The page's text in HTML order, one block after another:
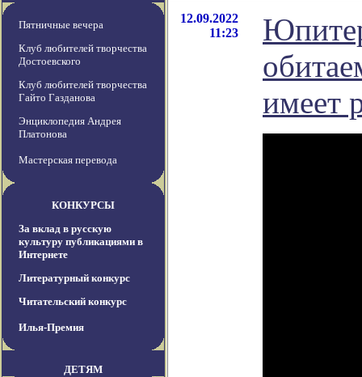
Пятничные вечера
Клуб любителей творчества
Достоевского
Клуб любителей творчества
Гайто Газданова
Энциклопедия Андрея
Платонова
Мастерская перевода
КОНКУРСЫ
За вклад в русскую
культуру публикациями в
Интернете
Литературный конкурс
Читательский конкурс
Илья-Премия
ДЕТЯМ
12.09.2022
11:23
имеет